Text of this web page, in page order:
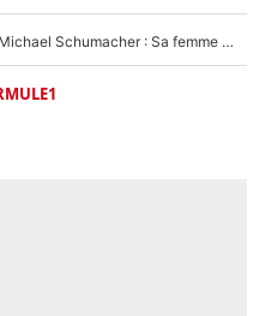
Nouvelle rumeur autour de la santé de Michael Schumacher : Sa femme Corinna sort du silence